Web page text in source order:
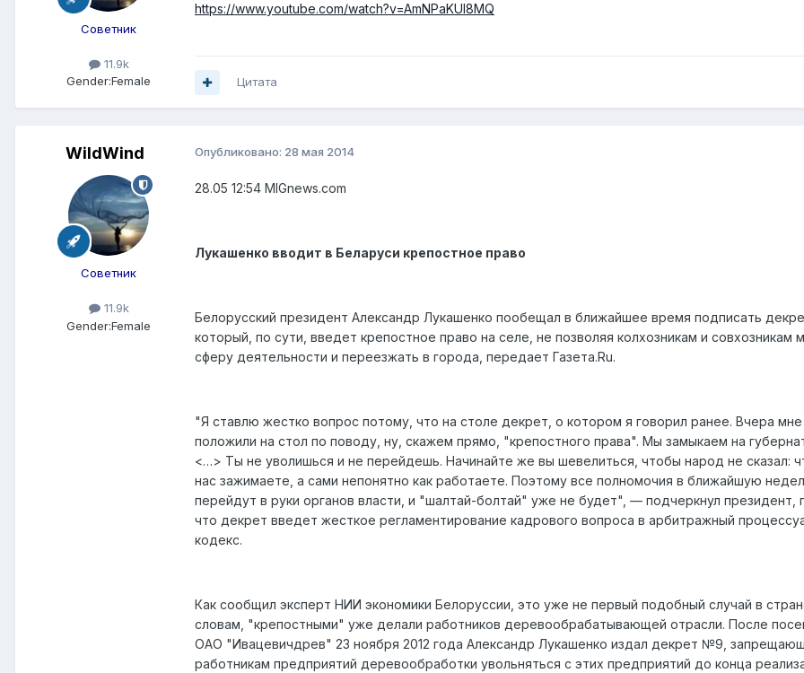
Советник
11.9k
Gender:Female
https://www.youtube.com/watch?v=AmNPaKUl8MQ
Цитата
WildWind
Советник
11.9k
Gender:Female
Опубликовано: 28 мая 2014
28.05 12:54 MIGnews.com
Лукашенко вводит в Беларуси крепостное право
Белорусский президент Александр Лукашенко пообещал в ближайшее время подписать
который, по сути, введет крепостное право на селе, не позволяя колхозникам и совхозникам
сферу деятельности и переезжать в города, передает Газета.Ru.
"Я ставлю жестко вопрос потому, что на столе декрет, о котором я говорил ранее. Вчера мне
положили на стол по поводу, ну, скажем прямо, "крепостного права". Мы замыкаем на
<…> Ты не уволишься и не перейдешь. Начинайте же вы шевелиться, чтобы народ не сказал:
нас зажимаете, а сами непонятно как работаете. Поэтому все полномочия в ближайшую
перейдут в руки органов власти, и "шалтай-болтай" уже не будет", — подчеркнул президент,
что декрет введет жесткое регламентирование кадрового вопроса в арбитражный
кодекс.
Как сообщил эксперт НИИ экономики Белоруссии, это уже не первый подобный случай в
словам, "крепостными" уже делали работников деревообрабатывающей отрасли. После
ОАО "Ивацевичдрев" 23 ноября 2012 года Александр Лукашенко издал декрет №9,
работникам предприятий деревообработки увольняться с этих предприятий до конца